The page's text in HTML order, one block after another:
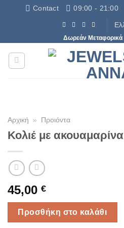
ΜετάβασηContact 09:00 - 21:00
Δωρεάν Μεταφορικά
Αρχική » Προιόντα
Κολιέ με ακουαμαρίνα
45,00 €
Προσθήκη στο καλάθι